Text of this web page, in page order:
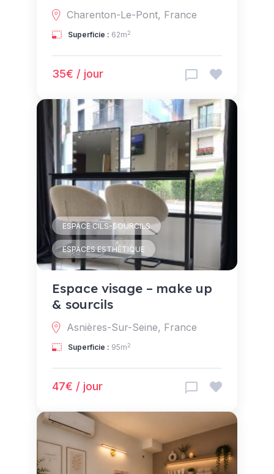
Charenton-Le-Pont, France
Superficie : 62m2
35€ / jour
ESPACE CILS-SOURCILS
ESPACES ESTHÉTIQUE
Espace visage – make up
& sourcils
Asnières-Sur-Seine, France
Superficie : 95m2
47€ / jour